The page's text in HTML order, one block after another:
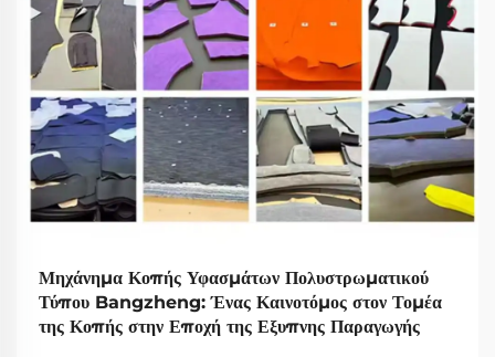
Μηχάνημα Κοπής Υφασμάτων Πολυστρωματικού
Τύπου Bangzheng: Ένας Καινοτόμος στον Τομέα
της Κοπής στην Εποχή της Εξυπνης Παραγωγής